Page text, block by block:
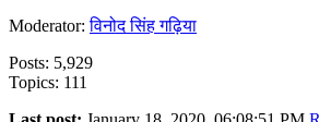
Moderator:विनोद सिंह गढ़िया
Posts: 5,929
Topics: 111